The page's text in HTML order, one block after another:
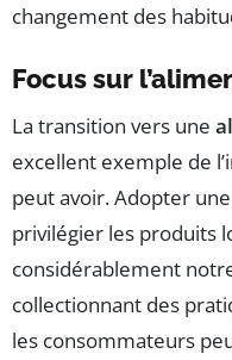
changement des
Focus sur
La transition vers une
excellent exemple de
peut avoir. Adopter
privilégier les produits
considérablement
collectionnant des
les consommateurs